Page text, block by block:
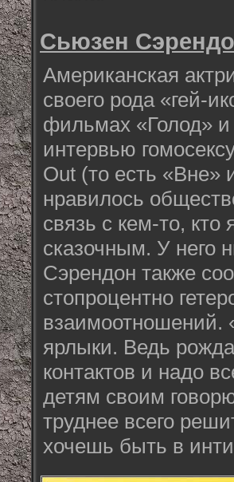
Сьюзен
Американская
своего рода «гей-
фильмах «Голод»
интервью
Out (то есть «Вне»
нравилось
связь с кем-то,
сказочным. У него
Сэрендон также
стопроцентно
взаимоотношений.
ярлыки. Ведь
контактов и надо
детям своим
труднее всего
хочешь быть в